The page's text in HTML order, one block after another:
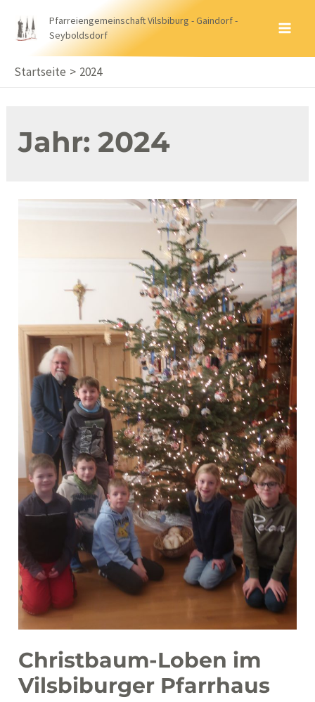
Inhalt
Pfarreiengemeinschaft Vilsbiburg - Gaindorf -
Seyboldsdorf
Startseite 2024
Jahr:2024
Christbaum-Loben im
Vilsbiburger Pfarrhaus